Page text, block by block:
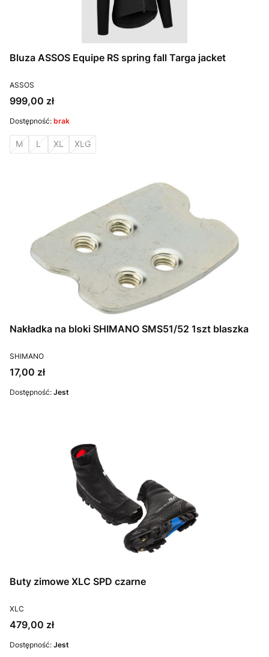
Bluza ASSOS Equipe RS spring fall Targa jacket
PRODUCENT
ASSOS
Cena
999,00 zł
Dostępność: brak
M L XL XLG
Nakładka na bloki SHIMANO SMS51/52 1szt blaszka
PRODUCENT
SHIMANO
Cena
17,00 zł
Dostępność: Jest
Buty zimowe XLC SPD czarne
PRODUCENT
XLC
Cena
479,00 zł
Dostępność: Jest